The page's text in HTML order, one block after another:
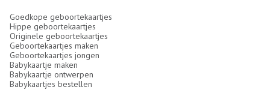
Goedkope geboortekaartjes
Hippe geboortekaartjes
Originele geboortekaartjes
Geboortekaartjes maken
Geboortekaartjes jongen
Babykaartje maken
Babykaartje ontwerpen
Babykaartjes bestellen